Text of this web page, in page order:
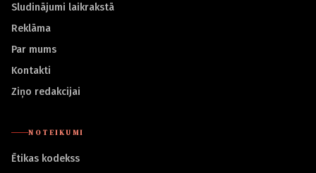
Sludinājumi laikrakstā
Reklāma
Par mums
Kontakti
Ziņo redakcijai
NOTEIKUMI
Ētikas kodekss